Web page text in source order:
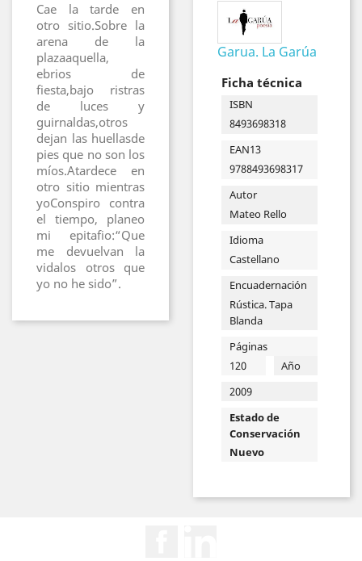
Cae la tarde en
otro sitio.Sobre la
arena de la
plazaaquella,
ebrios de
fiesta,bajo ristras
de luces y
guirnaldas,otros
dejan las huellasde
pies que no son los
míos.Atardece en
otro sitio mientras
yoConspiro contra
el tiempo, planeo
mi epitafio:“Que
me devuelvan la
vidalos otros que
yo no he sido”.
Garua. La Garúa
Ficha técnica
ISBN
8493698318
EAN13
9788493698317
Autor
Mateo Rello
Idioma
Castellano
Encuadernación
Rústica. Tapa
Blanda
Páginas
120
Año
2009
Estado de
Conservación
Nuevo